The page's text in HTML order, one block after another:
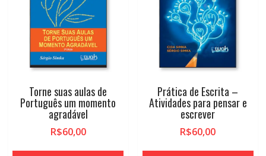
Torne suas aulas de
Português um momento
agradável
R$60,00
Prática de Escrita –
Atividades para pensar e
escrever
R$60,00